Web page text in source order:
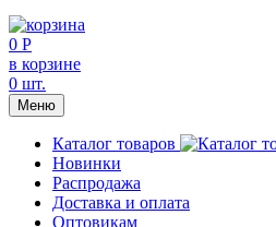
0 Р
в корзине
0 шт.
Меню
Каталог товаров
Новинки
Распродажа
Доставка и оплата
Оптовикам